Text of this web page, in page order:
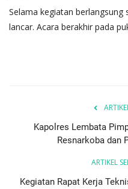
Selama kegiatan
lancar. Acara berakhir pada
Kapolres Lembata
Resnarkoba dan
ARTIKEL
Kegiatan Rapat Kerja